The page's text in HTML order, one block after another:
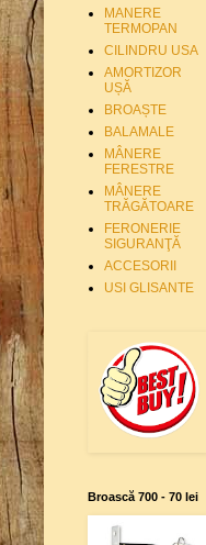
MANERE
TERMOPAN
CILINDRU USA
AMORTIZOR
UȘĂ
BROAȘTE
BALAMALE
MÂNERE
FERESTRE
MÂNERE
TRĂGĂTOARE
FERONERIE
SIGURANŢĂ
ACCESORII
USI GLISANTE
Broască 700 - 70 lei